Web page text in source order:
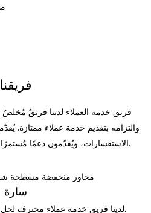
فريقنا
فريق خدمة العملاء لدينا فريقٌ مُخلصٌ
والتزامه بتقديم خدمة عملاء ممتازة.
الاستفسارات، ويُقدّمون دعمًا مُستمرًا حتى بعد إتمام عملية الشراء.
سارة
لدينا فريق خدمة عملاء محترف لحل مشكلة العملاء بشكل فعال.